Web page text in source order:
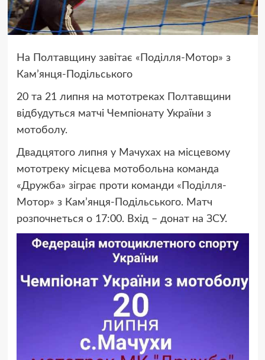
На Полтавщину завітає «Поділля-Мотор» з
Кам’янця-Подільського
20 та 21 липня на мототреках Полтавщини
відбудуться матчі Чемпіонату України з
мотоболу.
Двадцятого липня у Мачухах на місцевому
мототреку місцева мотобольна команда
«Дружба» зіграє проти команди «Поділля-
Мотор» з Кам’янця-Подільського. Матч
розпочнеться о 17:00. Вхід – донат на ЗСУ.